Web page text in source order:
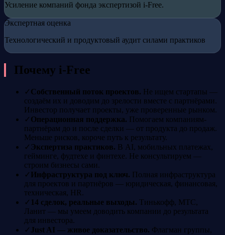
Усиление компаний фонда экспертизой i-Free.
Экспертная оценка
Технологический и продуктовый аудит силами практиков
Почему i-Free
✓ Собственный поток проектов. Не ищем стартапы —
создаём их и доводим до зрелости вместе с партнёрами.
Инвестор получает проекты, уже проверенные рынком.
✓ Операционная поддержка. Помогаем компаниям-
партнёрам до и после сделки — от продукта до продаж.
Меньше рисков, короче путь к результату.
✓ Экспертиза практиков. В AI, мобильных платежах,
гейминге, фудтехе и финтехе. Не консультируем —
строим бизнесы сами.
✓ Инфраструктура под ключ. Полная инфраструктура
для проектов и партнёров — юридическая, финансовая,
техническая, HR.
✓ 14 сделок, реальные выходы. Тинькофф, МТС,
Ланит — мы умеем доводить компании до результата
для инвестора.
✓ Just AI — живое доказательство. Флагман группы,